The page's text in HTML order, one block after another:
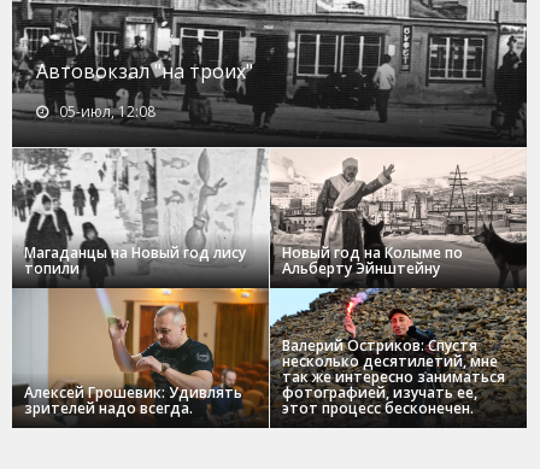
Автовокзал "на троих"
05-июл, 12:08
Магаданцы на Новый год лису
топили
Новый год на Колыме по
Альберту Эйнштейну
Алексей Грошевик: Удивлять
зрителей надо всегда.
Валерий Остриков: Спустя
несколько десятилетий, мне
так же интересно заниматься
фотографией, изучать ее,
этот процесс бесконечен.